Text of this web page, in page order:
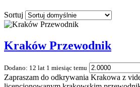
Sortuj
Kraków Przewodnik
Dodano: 12 lat 1 miesiąc temu
Zapraszam do odkrywania Krakowa z